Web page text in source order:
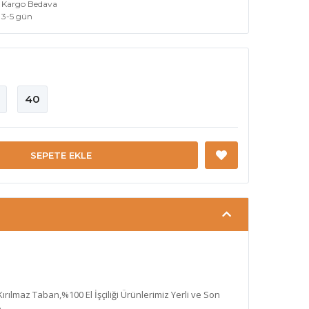
Kargo Bedava
3-5 gün
40
SEPETE EKLE
Taban,%100 El İşçiliği Ürünlerimiz Yerli ve Son